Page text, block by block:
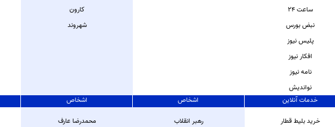
ساعت 24
نبض بورس
پلیس نیوز
افکار نیوز
نامه نیوز
نواندیش
کارون
شهروند
خدمات آنلاین
خرید بلیط قطار
اشخاص
رهبر انقلاب
اشخاص
محمدرضا عارف